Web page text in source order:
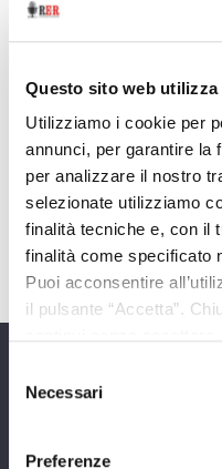
Questo sito web utilizza
Utilizziamo i cookie per
annunci, per garantire la
per analizzare il nostro
selezionate utilizziamo
finalità tecniche e, con il
finalità come specificato
Puoi acconsentire
il pulsante “Accetta”.
delNecessari
Preferenze
Dance Land
4 ottobre 2020
Gli imperdibili
da Carmelo
Ascolta download